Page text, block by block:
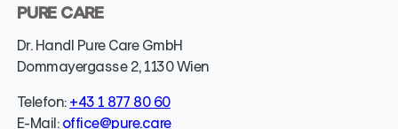
PURE CARE
Dr. Handl Pure Care GmbH
Dommayergasse 2, 1130 Wien
Telefon:+43 1 877 80 60
E-Mail:office@pure.care